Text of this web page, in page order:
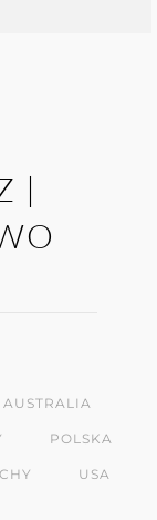
|
AUSTRALIA
POLSKA
USA